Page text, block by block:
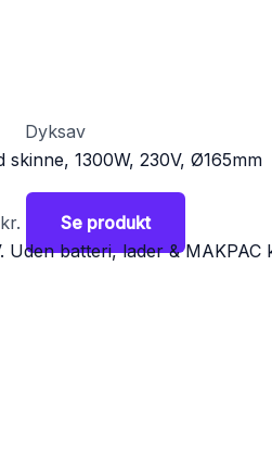
Dyksav
skinne, 1300W, 230V, Ø165mm
kr. Se produkt